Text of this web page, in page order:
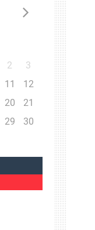
2
3
11
12
20
21
29
30